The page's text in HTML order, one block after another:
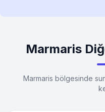
Marmaris
Marmaris bölgesinde